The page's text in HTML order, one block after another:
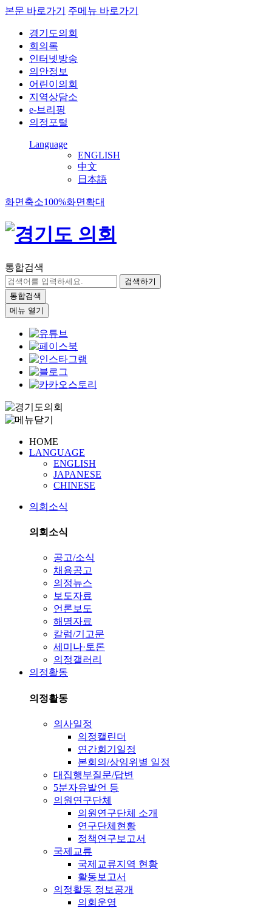
본문 바로가기 주메뉴 바로가기
경기도의회
회의록
인터넷방송
의안정보
어린이의회
지역상담소
e-브리핑
의정포털
Language
ENGLISH
中文
日本語
화면축소100%화면확대
통합검색
검색하기
통합검색
메뉴 열기
HOME
LANGUAGE
ENGLISH
JAPANESE
CHINESE
의회소식
의회소식
공고/소식
채용공고
의정뉴스
보도자료
언론보도
해명자료
칼럼/기고문
세미나·토론
의정갤러리
의정활동
의정활동
의사일정
의정캘린더
연간회기일정
본회의/상임위별 일정
대집행부질문/답변
5분자유발언 등
의원연구단체
의원연구단체 소개
연구단체현황
정책연구보고서
국제교류
국제교류지역 현황
활동보고서
의정활동 정보공개
의회운영